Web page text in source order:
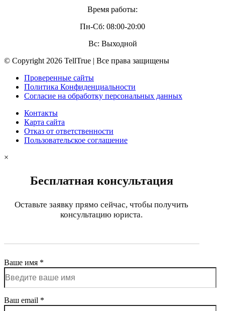
Время работы:
Пн-Сб: 08:00-20:00
Вс: Выходной
© Copyright 2026 TellTrue | Все права защищены
Проверенные сайты
Политика Конфиденциальности
Согласие на обработку персональных данных
Контакты
Карта сайта
Отказ от ответственности
Пользовательское соглашение
×
Бесплатная консультация
Оставьте заявку прямо сейчас, чтобы получить
консультацию юриста.
Ваше имя *
Ваш email *